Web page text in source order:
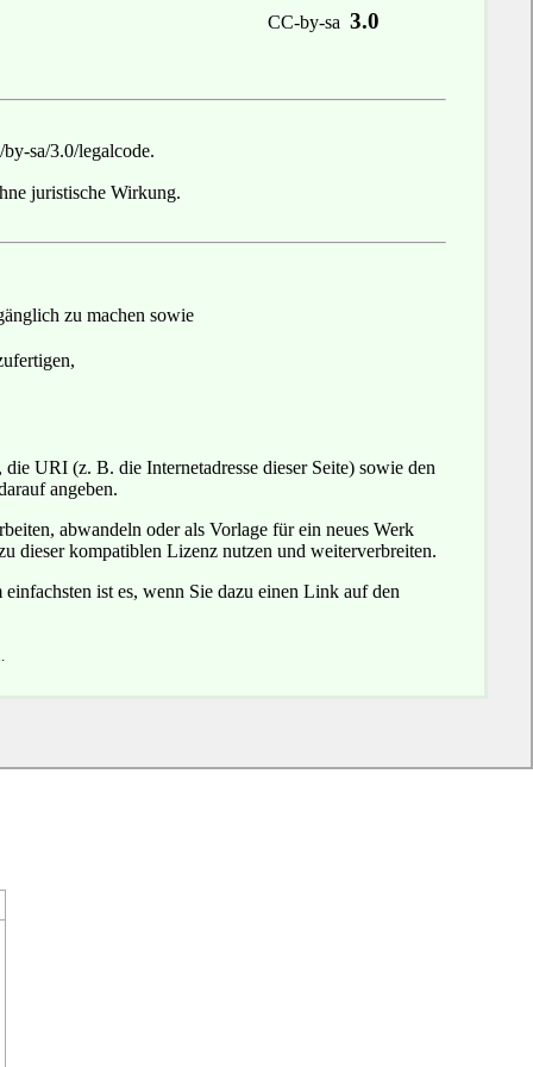
CC-by-sa 3.0
sa/3.0/legalcode.
juristische Wirkung.
zu machen sowie
URI (z. B. die Internetadresse dieser Seite) sowie den
angeben.
abwandeln oder als Vorlage für ein neues Werk
dieser kompatiblen Lizenz nutzen und weiterverbreiten.
ist es, wenn Sie dazu einen Link auf den